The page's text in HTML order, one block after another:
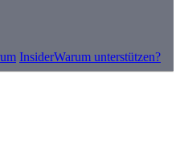
InsiderWarum unterstützen?